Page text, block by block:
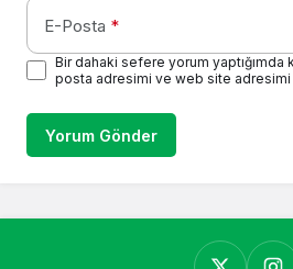
E-Posta *
Bir dahaki sefere yorum yaptığımda
posta adresimi ve web site adresimi
Yorum Gönder